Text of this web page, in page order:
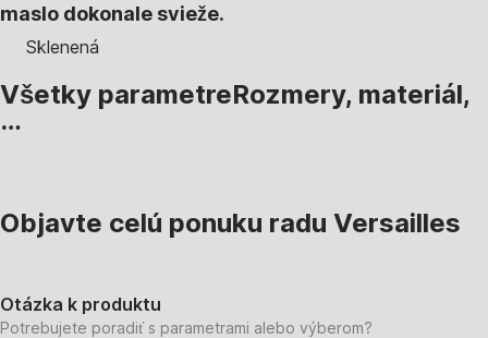
maslo dokonale svieže.
Sklenená
Všetky parametreRozmery, materiál,
…
Objavte celú ponuku radu Versailles
Otázka k produktu
Potrebujete poradiť s parametrami alebo výberom?